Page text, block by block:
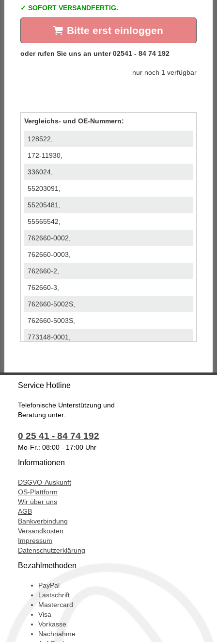
SOFORT VERSANDFERTIG.
Bitte erst einloggen
nur noch 1 verfügbar
Vergleichs- und OE-Nummern:
128522,
172-11930,
336024,
55203091,
55205481,
55565542,
762660-0002,
762660-0003,
762660-2,
762660-3,
762660-5002S,
762660-5003S,
773148-0001,
773148-2,
773148-5001S,
773148-5002S,
T915072,
Service Hotline
Telefonische Unterstützung und
Beratung unter:
0 25 41 - 84 74 192
Mo-Fr.: 08:00 - 17:00 Uhr
Informationen
DSGVO-Auskunft
OS-Plattform
Wir über uns
AGB
Bankverbindung
Versandkosten
Impressum
Datenschutzerklärung
Bezahlmethoden
PayPal
Lastschrift
Mastercard
Visa
Vorkasse
Nachnahme